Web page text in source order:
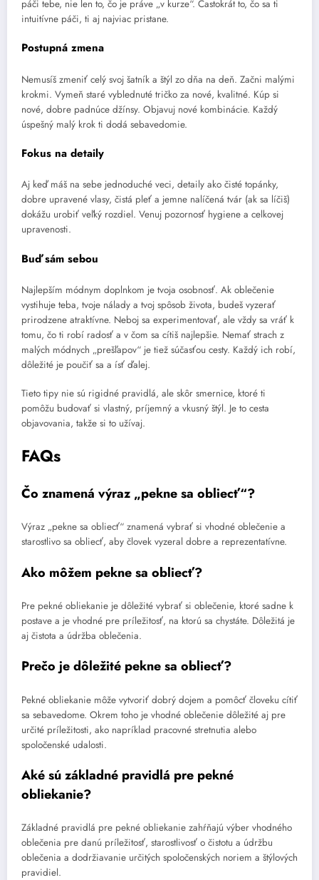
páči tebe, nie len to, čo je práve „v kurze“. Častokrát to, čo sa ti
intuitívne páči, ti aj najviac pristane.
Postupná zmena
Nemusíš zmeniť celý svoj šatník a štýl zo dňa na deň. Začni malými
krokmi. Vymeň staré vyblednuté tričko za nové, kvalitné. Kúp si
nové, dobre padnúce džínsy. Objavuj nové kombinácie. Každý
úspešný malý krok ti dodá sebavedomie.
Fokus na detaily
Aj keď máš na sebe jednoduché veci, detaily ako čisté topánky,
dobre upravené vlasy, čistá pleť a jemne nalíčená tvár (ak sa líčiš)
dokážu urobiť veľký rozdiel. Venuj pozornosť hygiene a celkovej
upravenosti.
Buď sám sebou
Najlepším módnym doplnkom je tvoja osobnosť. Ak oblečenie
vystihuje teba, tvoje nálady a tvoj spôsob života, budeš vyzerať
prirodzene atraktívne. Neboj sa experimentovať, ale vždy sa vráť k
tomu, čo ti robí radosť a v čom sa cítiš najlepšie. Nemať strach z
malých módnych „prešľapov“ je tiež súčasťou cesty. Každý ich robí,
dôležité je poučiť sa a ísť ďalej.
Tieto tipy nie sú rigidné pravidlá, ale skôr smernice, ktoré ti
pomôžu budovať si vlastný, príjemný a vkusný štýl. Je to cesta
objavovania, takže si to užívaj.
FAQs
Čo znamená výraz „pekne sa obliecť“?
Výraz „pekne sa obliecť“ znamená vybrať si vhodné oblečenie a
starostlivo sa obliecť, aby človek vyzeral dobre a reprezentatívne.
Ako môžem pekne sa obliecť?
Pre pekné obliekanie je dôležité vybrať si oblečenie, ktoré sadne k
postave a je vhodné pre príležitosť, na ktorú sa chystáte. Dôležitá je
aj čistota a údržba oblečenia.
Prečo je dôležité pekne sa obliecť?
Pekné obliekanie môže vytvoriť dobrý dojem a pomôcť človeku cítiť
sa sebavedome. Okrem toho je vhodné oblečenie dôležité aj pre
určité príležitosti, ako napríklad pracovné stretnutia alebo
spoločenské udalosti.
Aké sú základné pravidlá pre pekné
obliekanie?
Základné pravidlá pre pekné obliekanie zahŕňajú výber vhodného
oblečenia pre danú príležitosť, starostlivosť o čistotu a údržbu
oblečenia a dodržiavanie určitých spoločenských noriem a štýlových
pravidiel.